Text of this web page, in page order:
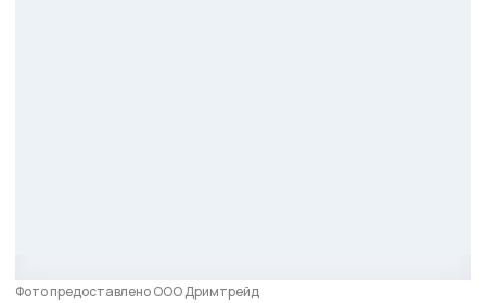
Фото предоставлено ООО Дримтрейд